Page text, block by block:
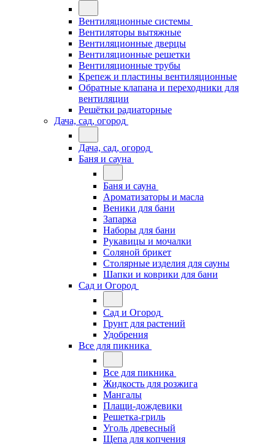
Вентиляционные системы
Вентиляторы вытяжные
Вентиляционные дверцы
Вентиляционные решетки
Вентиляционные трубы
Крепеж и пластины вентиляционные
Обратные клапана и переходники для
вентиляции
Решётки радиаторные
Дача, сад, огород
Дача, сад, огород
Баня и сауна
Баня и сауна
Ароматизаторы и масла
Веники для бани
Запарка
Наборы для бани
Рукавицы и мочалки
Соляной брикет
Столярные изделия для сауны
Шапки и коврики для бани
Сад и Огород
Сад и Огород
Грунт для растений
Удобрения
Все для пикника
Все для пикника
Жидкость для розжига
Мангалы
Плащи-дождевики
Решетка-гриль
Уголь древесный
Щепа для копчения